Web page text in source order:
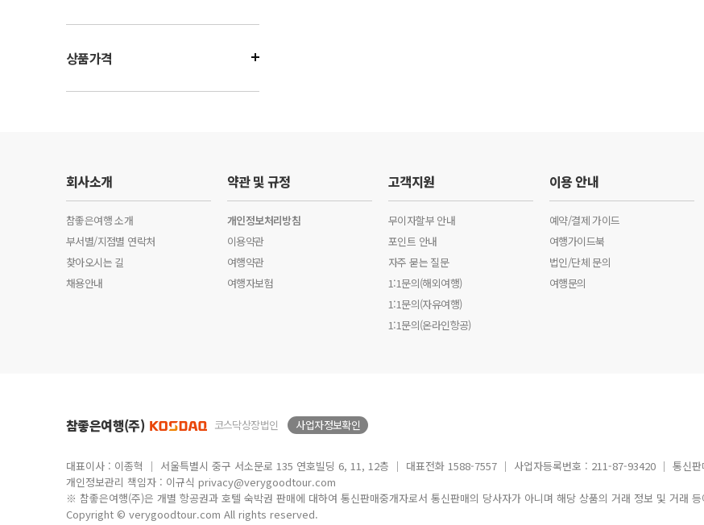
상품가격
회사소개
참좋은여행 소개
부서별/지점별 연락처
찾아오시는 길
채용안내
약관 및 규정
개인정보처리방침
이용약관
여행약관
여행자보험
고객지원
무이자할부 안내
포인트 안내
자주 묻는 질문
1:1문의(해외여행)
1:1문의(자유여행)
1:1문의(온라인항공)
이용 안내
예약/결제 가이드
여행가이드북
법인/단체 문의
여행문의
참좋은여행(주) 코스닥상장법인 사업자정보확인
대표이사 : 이종혁 │ 서울특별시 중구 서소문로 135 연호빌딩 6, 11, 12층 │ 대표전화 1588-7557 │ 사업자등록번호 : 211-87-93420 │ 통신판
개인정보관리 책임자 : 이규식 privacy@verygoodtour.com
※ 참좋은여행(주)은 개별 항공권과 호텔 숙박권 판매에 대하여 통신판매중개자로서 통신판매의 당사자가 아니며 해당 상품의 거래 정보 및 거래
Copyright © verygoodtour.com All rights reserved.